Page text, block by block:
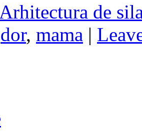
Arhitectura de
dor, mama |